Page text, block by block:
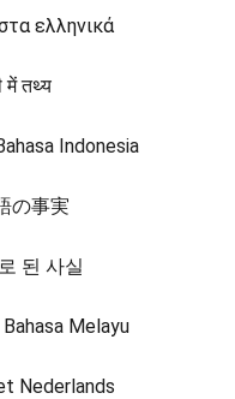
ελληνικά
तथ्य
Indonesia
事実
된 사실
Melayu
Nederlands